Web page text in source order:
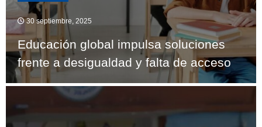
30 septiembre, 2025
Educación global impulsa soluciones
frente a desigualdad y falta de acceso